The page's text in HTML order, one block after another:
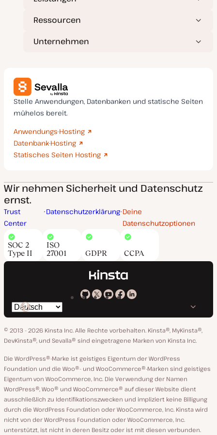
Ressourcen
Unternehmen
Stelle Anwendungen, Datenbanken und statische Seiten
mühelos bereit.
Anwendungs-Hosting
Datenbank-Hosting
Statisches Seiten Hosting
Wir nehmen Sicherheit und Datenschutz
ernst.
Trust
Center
Datenschutzerklärung Deine
Datenschutzoptionen
SOC 2
Type II
ISO
27001
GDPR CCPA
Kinsta
GitHub
Kinsta
X
Kinsta
YouTube
Kinsta
Facebook
Kinsta
LinkedIn
Spräche
ändern
© 2013 - 2026 Kinsta Inc. Alle Rechte vorbehalten. Kinsta®, MyKinsta®,
DevKinsta®, und Sevalla® sind eingetragene Marken von Kinsta Inc.
Die WordPress®-Marke ist geistiges Eigentum der WordPress
Foundation und die Woo®- und WooCommerce®-Marken sind geistiges
Eigentum von WooCommerce, Inc. Die Verwendung der Namen
WordPress®, Woo® und WooCommerce® auf dieser Website dient
ausschließlich zu Identifikationszwecken und impliziert keine Billigung
durch die WordPress Foundation oder WooCommerce, Inc. Kinsta wird
nicht von der WordPress Foundation oder WooCommerce, Inc.
unterstützt, ist nicht in deren Besitz oder ist mit diesen verbunden.